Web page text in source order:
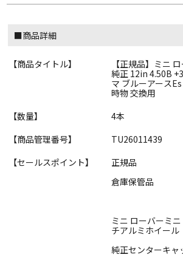
■商品詳細
【商品タイトル】
【正規品】ミニ
純正 12in 4.50B
マ ブルーアース
時物 交換用
【数量】
4本
【商品管理番号】
TU26011439
【セールスポイント】
正規品
倉庫保管品
ミニ ローバーミ
チアルミホイール
純正センターキャ